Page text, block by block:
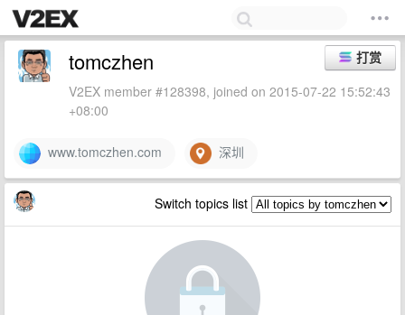
打赏
tomczhen
V2EX member #128398, joined on 2015-07-22 15:52:43
+08:00
www.tomczhen.com 深圳
Switch topics list